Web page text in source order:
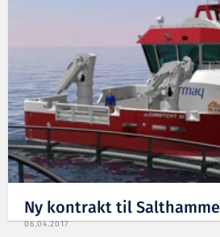
Ny kontrakt til
06.04.2017